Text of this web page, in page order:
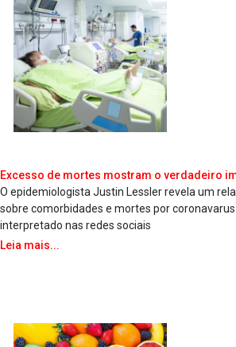
Excesso de mortes mostram o verdadeiro
O epidemiologista Justin Lessler revela um
sobre comorbidades e mortes por
interpretado nas redes sociais
Leia mais...